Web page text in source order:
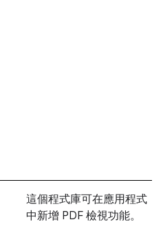
這個程式庫可在應用程式
中新增 PDF 檢視功能。